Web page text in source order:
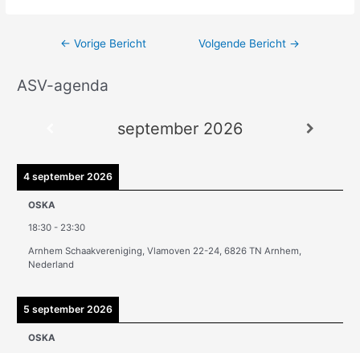
← Vorige Bericht Volgende Bericht →
ASV-agenda
september 2026
4 september 2026
OSKA
18:30 - 23:30
Arnhem Schaakvereniging, Vlamoven 22-24, 6826 TN Arnhem,
Nederland
5 september 2026
OSKA
A
e